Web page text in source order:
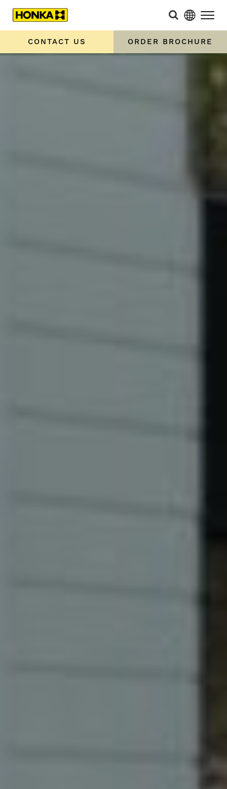
CONTACT US ORDER BROCHURE